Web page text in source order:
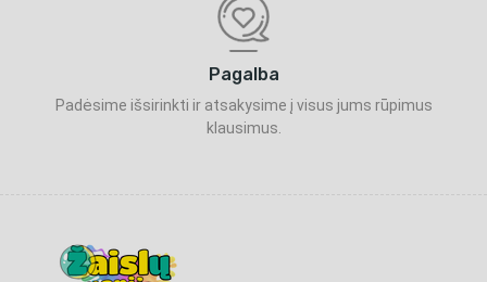
Pagalba
Padėsime išsirinkti ir atsakysime į visus jums rūpimus
klausimus.